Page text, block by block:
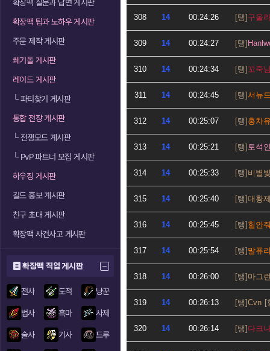
확장팩 질문과 답변 게시판
확장팩 팁과 노하우 게시판
주문 제작 게시판
쐐기돌 게시판
레이드 게시판
└파티찾기 게시판
통합 전장 게시판
└전쟁모드 게시판
└PvP 파트너 모집 게시판
하우징 게시판
길드 홍보 게시판
친구 초대 게시판
확장팩 사건사고 게시판
확장팩 직업 게시판
전사 도적 냥꾼
법사 흑마 사제
술사 기사 드루
308 14 00:24:26 구울
309 14 00:24:27
310 14 00:24:34 꼬죽
311 14 00:24:45 서뉴
312 14 00:25:07 홍차
313 14 00:25:21 토석
314 14 00:25:33 비별
315 14 00:25:40 대황
316 14 00:25:45 힐안
317 14 00:25:54 말퓨
318 14 00:26:00 마그
319 14 00:26:13 Cvn
320 14 00:26:14 다크